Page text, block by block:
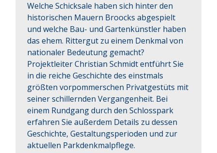
Welche Schicksale haben sich hinter den
historischen Mauern Broocks abgespielt
und welche Bau- und Gartenkünstler haben
das ehem. Rittergut zu einem Denkmal von
nationaler Bedeutung gemacht?
Projektleiter Christian Schmidt entführt Sie
in die reiche Geschichte des einstmals
größten vorpommerschen Privatgestüts mit
seiner schillernden Vergangenheit. Bei
einem Rundgang durch den Schlosspark
erfahren Sie außerdem Details zu dessen
Geschichte, Gestaltungsperioden und zur
aktuellen Parkdenkmalpflege.